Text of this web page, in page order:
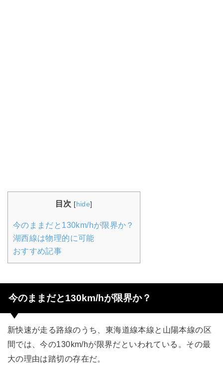
目次 [hide]
今のままだと130km/hが限界か？
湖西線は物理的に可能
おすすめ記事
今のままだと130km/hが限界か？
新快速が走る路線のうち、東海道線本線と山陽本線の区
間では、今の130km/hが限界だといわれている。その最
大の理由は踏切の存在だ。